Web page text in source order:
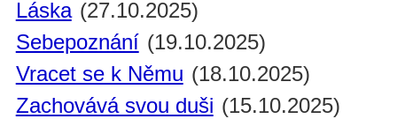
Láska (27.10.2025)
Sebepoznání (19.10.2025)
Vracet se k Němu (18.10.2025)
Zachovává svou duši (15.10.2025)